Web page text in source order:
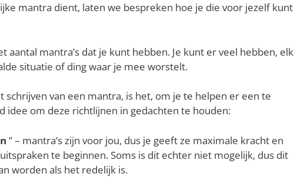
mantra dient, laten we bespreken hoe je die voor jezelf kunt
mantra’s dat je kunt hebben. Je kunt er veel hebben, elk
situatie of ding waar je mee worstelt.
schrijven van een mantra, is het, om je te helpen er een te
idee om deze richtlijnen in gedachten te houden:
” – mantra’s zijn voor jou, dus je geeft ze maximale kracht en
te beginnen. Soms is dit echter niet mogelijk, dus dit
worden als het redelijk is.